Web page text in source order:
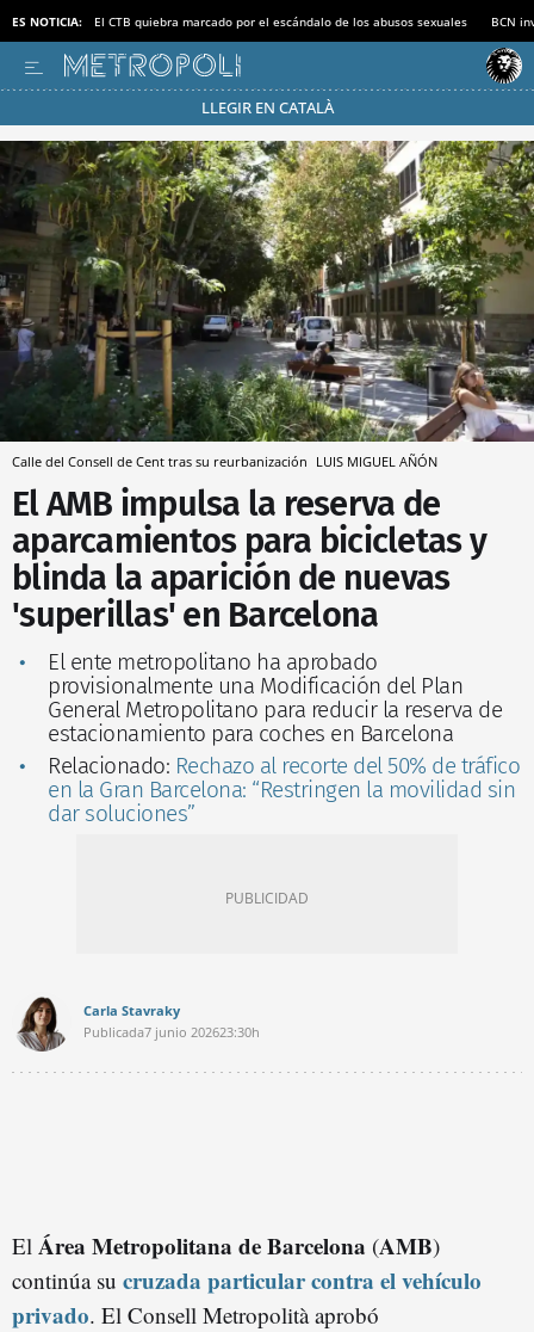
ES NOTICIA: El CTB quiebra marcado por el escándalo de los abusos sexuales BCN
LLEGIR EN CATALÀ
Pásate al MODO AHORRO
Calle del Consell de Cent tras su reurbanización LUIS MIGUEL AÑÓN
El AMB impulsa la reserva de
aparcamientos para bicicletas y
blinda la aparición de nuevas
'superillas' en Barcelona
El ente metropolitano ha aprobado
provisionalmente una Modificación del Plan
General Metropolitano para reducir la reserva de
estacionamiento para coches en Barcelona
Relacionado: Rechazo al recorte del 50% de tráfico
en la Gran Barcelona: “Restringen la movilidad sin
dar soluciones”
Carla Stavraky
Publicada7 junio 202623:30h
El Área Metropolitana deBarcelona (AMB)
continúa su cruzada particular contra el vehículo
privado. El Consell Metropolità aprobó